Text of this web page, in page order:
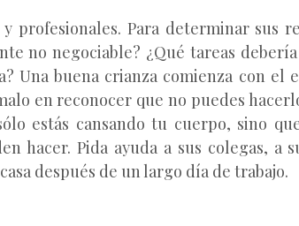
Para determinar sus
no negociable? ¿Qué tareas
Una buena crianza comienza con el
en reconocer que no puedes
estás cansando tu cuerpo, sino
hacer. Pida ayuda a sus colegas, a
después de un largo día de trabajo.